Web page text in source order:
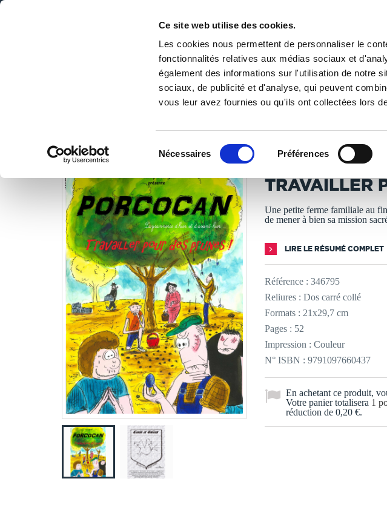
Ce site web utilise des cookies.
Les cookies nous permettent de personnaliser le
fonctionnalités relatives aux médias sociaux et
également des informations sur l'utilisation de notre
sociaux, de publicité et d'analyse, qui peuvent
vous leur avez fournies ou qu'ils ont collectées lors
Nécessaires Préférences
DE LA PAGE BLANCHE... AU BEST SELLER
PUBLIER UN LIVRE
/ BD / Humour / Travailler pour des prunes!
LES LIVRES SONT IMPRIMÉS À LA
TRAVAILLER
Une petite ferme familiale au
de mener à bien sa mission
LIRE LE RÉSUMÉ COMPLET
Référence : 346795
Reliures : Dos carré collé
Formats : 21x29,7 cm
Pages : 52
Impression : Couleur
N° ISBN : 9791097660437
En achetant ce produit,
Votre panier totalisera 1
réduction de 0,20 €.